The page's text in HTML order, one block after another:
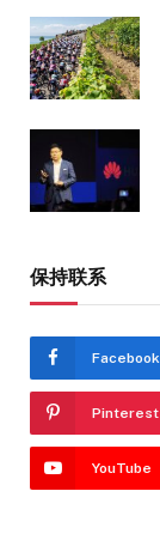
保持联系
Facebook
Pinterest
YouTube